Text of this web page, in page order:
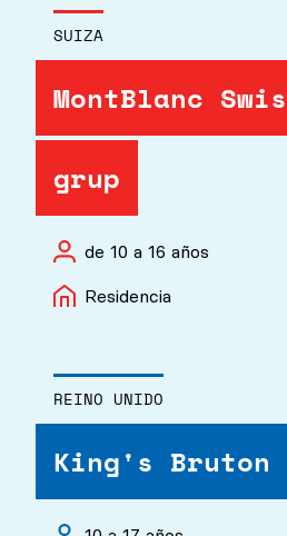
SUIZA
MontBlanc
grup
de 10 a 16 años
Residencia
REINO UNIDO
King's Bruton